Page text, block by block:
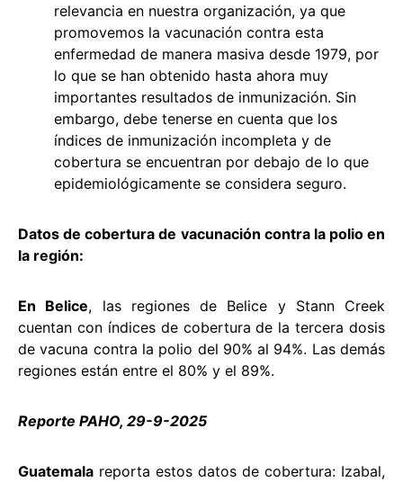
relevancia en nuestra organización, ya que
promovemos la vacunación contra esta
enfermedad de manera masiva desde 1979, por
lo que se han obtenido hasta ahora muy
importantes resultados de inmunización. Sin
embargo, debe tenerse en cuenta que los
índices de inmunización incompleta y de
cobertura se encuentran por debajo de lo que
epidemiológicamente se considera seguro.
Datos de cobertura de vacunación contra la polio en
la región:
En Belice, las regiones de Belice y Stann Creek
cuentan con índices de cobertura de la tercera dosis
de vacuna contra la polio del 90% al 94%. Las demás
regiones están entre el 80% y el 89%.
Reporte PAHO, 29-9-2025
Guatemala reporta estos datos de cobertura: Izabal,